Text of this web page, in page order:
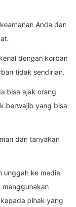
Anda dan
dengan korban
tidak sendirian.
bisa ajak orang
berwajib yang bisa
dan tanyakan
unggah ke media
menggunakan
pihak yang